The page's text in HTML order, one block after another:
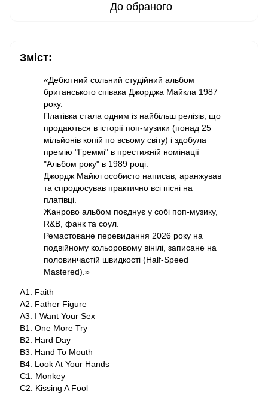
До обраного
Зміст:
«Дебютний сольний студійний альбом
британського співака Джорджа Майкла 1987
року.
Платівка стала одним із найбільш релізів, що
продаються в історії поп-музики (понад 25
мільйонів копій по всьому світу) і здобула
премію "Греммі" в престижній номінації
"Альбом року" в 1989 році.
Джордж Майкл особисто написав, аранжував
та спродюсував практично всі пісні на
платівці.
Жанрово альбом поєднує у собі поп-музику,
R&B, фанк та соул.
Ремастоване перевидання 2026 року на
подвійному кольоровому вінілі, записане на
половинчастій швидкості (Half-Speed ​​
Mastered).»
A1. Faith
A2. Father Figure
A3. I Want Your Sex
B1. One More Try
B2. Hard Day
B3. Hand To Mouth
B4. Look At Your Hands
C1. Monkey
C2. Kissing A Fool